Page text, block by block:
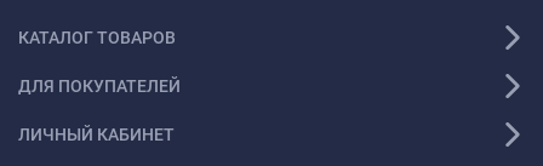
КАТАЛОГ ТОВАРОВ
ДЛЯ ПОКУПАТЕЛЕЙ
ЛИЧНЫЙ КАБИНЕТ